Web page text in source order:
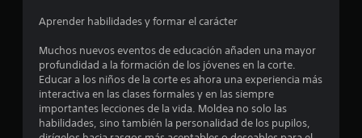
6
8
s
Aprender habilidades y formar el carácter
Muchos nuevos eventos de educación añaden una mayor
profundidad a la formación de los jóvenes en la corte.
Educar a los niños de la corte es ahora una experiencia más
interactiva en las clases formales y en las siempre
importantes lecciones de la vida. Moldea no solo las
habilidades, sino también la personalidad de los pupilos,